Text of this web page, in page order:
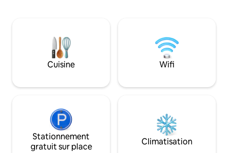
et des activités nature peu importe la
Cuisine Wifi
Stationnement
gratuit sur place
Climatisation